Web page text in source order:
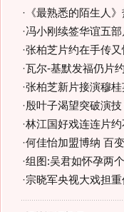
· 《最熟悉的陌生人
·冯小刚续签华谊五
·张柏芝片约在手传
·瓦尔-基默发福仍片
·张柏芝新片接演穆
·殷叶子渴望突破演
·林江国好戏连连片
·何佳怡加盟博纳 百
·组图:吴君如怀孕两
·宗晓军央视大戏担